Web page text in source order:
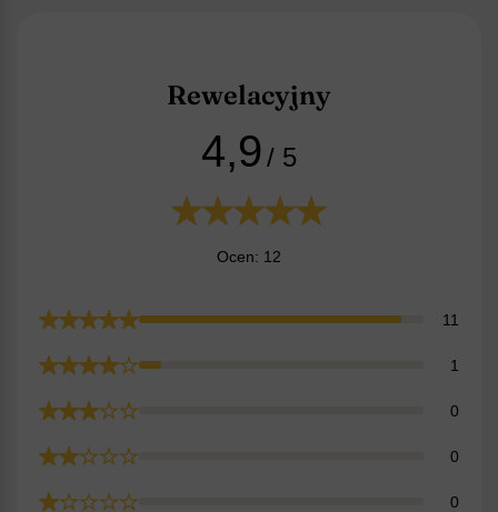
Rewelacyjny
4,9/ 5
Ocen: 12
11
1
0
0
0